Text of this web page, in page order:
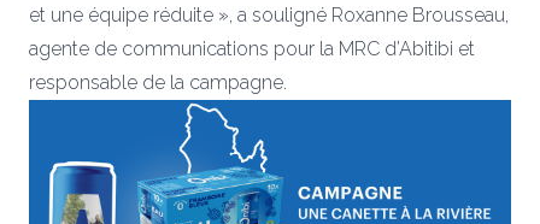
et une équipe réduite », a souligné Roxanne Brousseau,
agente de communications pour la MRC d’Abitibi et
responsable de la campagne.